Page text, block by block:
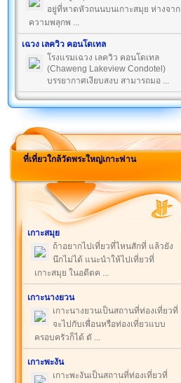
อยู่ที่หาดหัวถนนบนเกาะสมุย ห่างจาก
ความพลุกพ ...
เฉวง เลควิว คอนโดเทล
โรงแรมเฉวง เลควิว คอนโดเทล
(Chaweng Lakeview Condotel)
บรรยากาศเงียบสงบ สามารถมอ ...
ที่เที่ยวใกล้วัดพระใหญ่เกาะฟาน
เกาะสมุย
ถ้าอยากไปเที่ยวที่ไหนสักที่ แล้วยัง
นึกไม่ได้ แนะนำให้ไปเที่ยวที่
เกาะสมุย ในอดีตค ...
เกาะนางยวน
เกาะนางยวนเป็นสถานที่ท่องเที่ยวที่
จะไปกับเพื่อนหรือท่องเที่ยวแบบ
ครอบครัวก็ได้ ตั ...
เกาะพะงัน
เกาะพะงันเป็นสถานที่ท่องเที่ยวที่